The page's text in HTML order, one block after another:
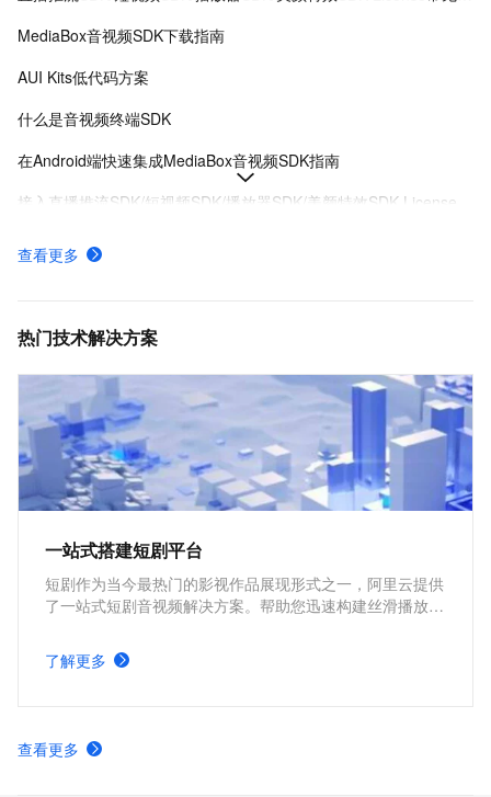
MediaBox音视频SDK下载指南
AUI Kits低代码方案
什么是音视频终端SDK
在Android端快速集成MediaBox音视频SDK指南
接入直播推流SDK/短视频SDK/播放器SDK/美颜特效SDK License
MediaBox音视频SDK Demo体验
MediaBox音视频SDK计费项说明及购买方式
查看更多
热门技术解决方案
一站式搭建短剧平台
短剧作为当今最热门的影视作品展现形式之一，阿里云提供
了一站式短剧音视频解决方案。帮助您迅速构建丝滑播放体
能生产的短剧平台。
了解更多
查看更多